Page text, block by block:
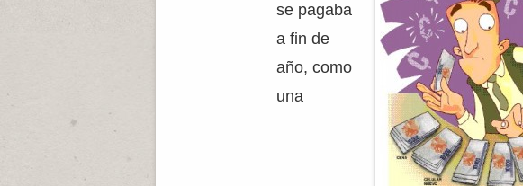
se pagaba
a fin de
año, como
una